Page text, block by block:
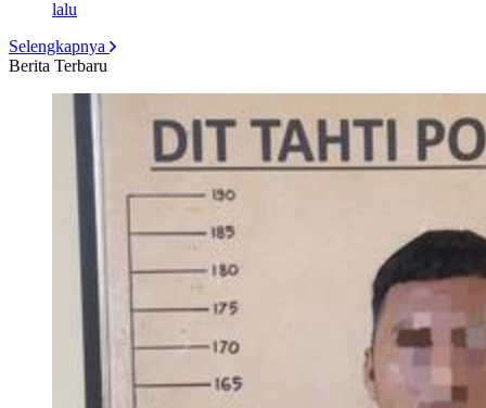
lalu
Selengkapnya
Berita Terbaru